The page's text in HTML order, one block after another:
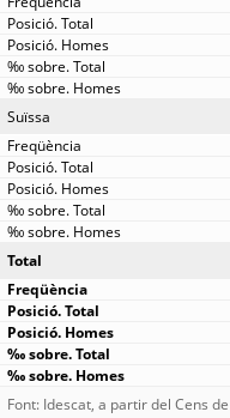
Suïssa
Total
Font: Idescat, a partir del Cens